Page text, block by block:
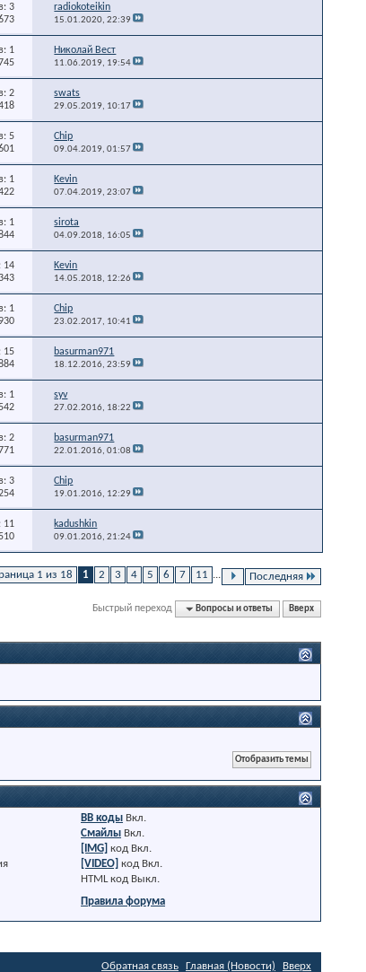
3
radiokoteikin
15.01.2020,22:39
1
Николай Вест
11.06.2019, 19:54
2
swats
29.05.2019, 10:17
5
Chip
09.04.2019,01:57
1
Kevin
07.04.2019,23:07
1
sirota
04.09.2018, 16:05
14
Kevin
14.05.2018, 12:26
1
Chip
23.02.2017, 10:41
15
basurman971
18.12.2016,23:59
1
syv
27.02.2016, 18:22
2
basurman971
22.01.2016,01:08
3
Chip
19.01.2016, 12:29
11
kadushkin
09.01.2016,21:24
1 из 18 1 2 3 4 5 6 7 11 ... Последняя
Быстрый переход Вопросы и ответы Вверх
BB коды Вкл.
Смайлы Вкл.
[IMG] код Вкл.
[VIDEO] код Вкл.
HTML код Выкл.
Правила форума
Обратная связь Главная (Новости) Вверх